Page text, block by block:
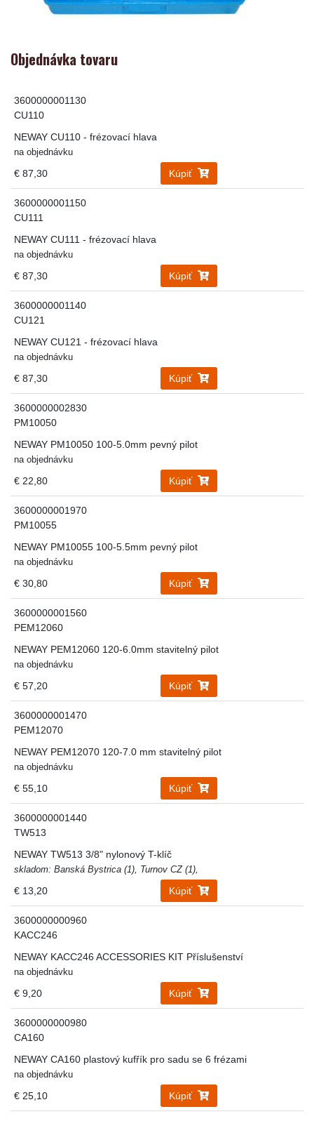
Objednávka tovaru
3600000001130
CU110
NEWAY CU110 - frézovací hlava
na objednávku
€ 87,30 Kúpiť
3600000001150
CU111
NEWAY CU111 - frézovací hlava
na objednávku
€ 87,30 Kúpiť
3600000001140
CU121
NEWAY CU121 - frézovací hlava
na objednávku
€ 87,30 Kúpiť
3600000002830
PM10050
NEWAY PM10050 100-5.0mm pevný pilot
na objednávku
€ 22,80 Kúpiť
3600000001970
PM10055
NEWAY PM10055 100-5.5mm pevný pilot
na objednávku
€ 30,80 Kúpiť
3600000001560
PEM12060
NEWAY PEM12060 120-6.0mm stavitelný pilot
na objednávku
€ 57,20 Kúpiť
3600000001470
PEM12070
NEWAY PEM12070 120-7.0 mm stavitelný pilot
na objednávku
€ 55,10 Kúpiť
3600000001440
TW513
NEWAY TW513 3/8" nylonový T-klíč
skladom: Banská Bystrica (1), Turnov CZ (1),
€ 13,20 Kúpiť
3600000000960
KACC246
NEWAY KACC246 ACCESSORIES KIT Příslušenství
na objednávku
€ 9,20 Kúpiť
3600000000980
CA160
NEWAY CA160 plastový kufřík pro sadu se 6 frézami
na objednávku
€ 25,10 Kúpiť